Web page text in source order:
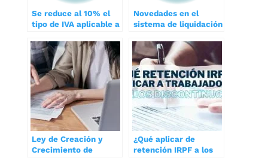
Se reduce al 10% el
tipo de IVA aplicable a
se prorroga a 2014 el
tipo de retención del
21% en el Impuesto
sobre Sociedades
Novedades en el
sistema de liquidación
Seguridad Social
Ley de Creación y
Crecimiento de
¿Qué aplicar de
retención IRPF a los